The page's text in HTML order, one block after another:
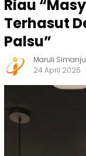
Riau
Terhasut
Palsu”
Maruli
24 April 2025